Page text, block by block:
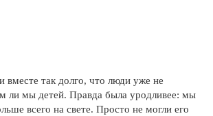
так долго, что люди уже не
ли мы детей. Правда была уродливее: мы
всего на свете. Просто не могли его